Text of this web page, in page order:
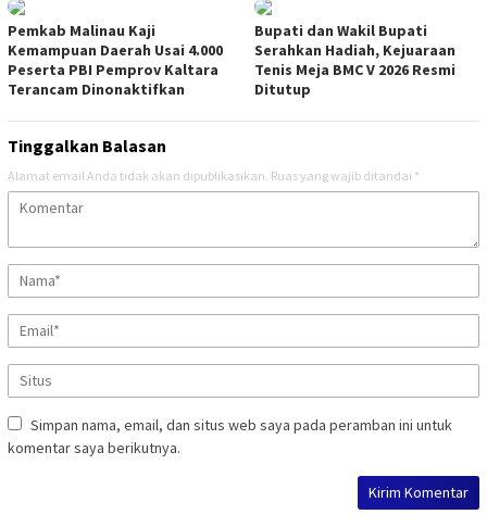
Pemkab Malinau Kaji
Kemampuan Daerah Usai 4.000
Peserta PBI Pemprov Kaltara
Terancam Dinonaktifkan
Bupati dan Wakil Bupati
Serahkan Hadiah, Kejuaraan
Tenis Meja BMC V 2026 Resmi
Ditutup
Tinggalkan Balasan
Alamat email Anda tidak akan dipublikasikan. Ruas yang wajib ditandai *
Simpan nama, email, dan situs web saya pada peramban ini untuk
komentar saya berikutnya.